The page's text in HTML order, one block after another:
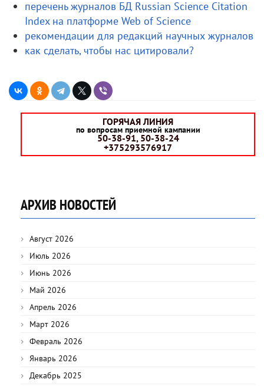
перечень журналов БД Russian Science Citation
Index на платформе Web of Science
рекомендации для редакций научных журналов
как сделать, чтобы нас цитировали?
ГОРЯЧАЯ ЛИНИЯ
по вопросам приемной кампании
50-38-91, 50-38-24
+375293576917
АРХИВ НОВОСТЕЙ
Август 2026
Июль 2026
Июнь 2026
Май 2026
Апрель 2026
Март 2026
Февраль 2026
Январь 2026
Декабрь 2025